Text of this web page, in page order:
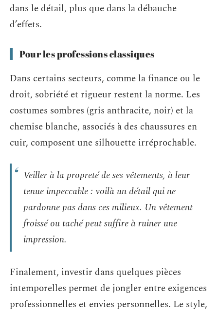
dans le détail, plus que dans la débauche
d’effets.
Pour les professions classiques
Dans certains secteurs, comme la finance ou le
droit, sobriété et rigueur restent la norme. Les
costumes sombres (gris anthracite, noir) et la
chemise blanche, associés à des chaussures en
cuir, composent une silhouette irréprochable.
Veiller à la propreté de ses vêtements, à leur
tenue impeccable : voilà un détail qui ne
pardonne pas dans ces milieux. Un vêtement
froissé ou taché peut suffire à ruiner une
impression.
Finalement, investir dans quelques pièces
intemporelles permet de jongler entre exigences
professionnelles et envies personnelles. Le style,